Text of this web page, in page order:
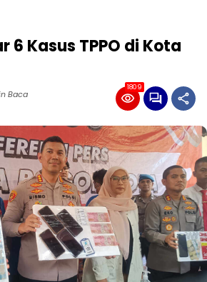
6 Kasus TPPO di Kota
Baca
1809